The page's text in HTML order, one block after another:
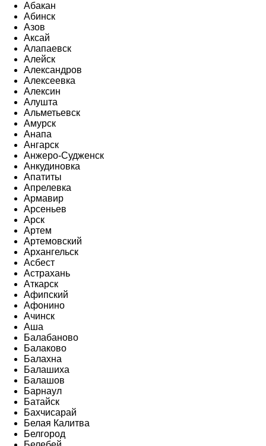
Абакан
Абинск
Азов
Аксай
Алапаевск
Алейск
Александров
Алексеевка
Алексин
Алушта
Альметьевск
Амурск
Анапа
Ангарск
Анжеро-Судженск
Анкудиновка
Апатиты
Апрелевка
Армавир
Арсеньев
Арск
Артем
Артемовский
Архангельск
Асбест
Астрахань
Аткарск
Афипский
Афонино
Ачинск
Аша
Балабаново
Балаково
Балахна
Балашиха
Балашов
Барнаул
Батайск
Бахчисарай
Белая Калитва
Белгород